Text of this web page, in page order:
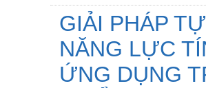
GIẢI PHÁP
NĂNG LỰC
ỨNG DỤNG